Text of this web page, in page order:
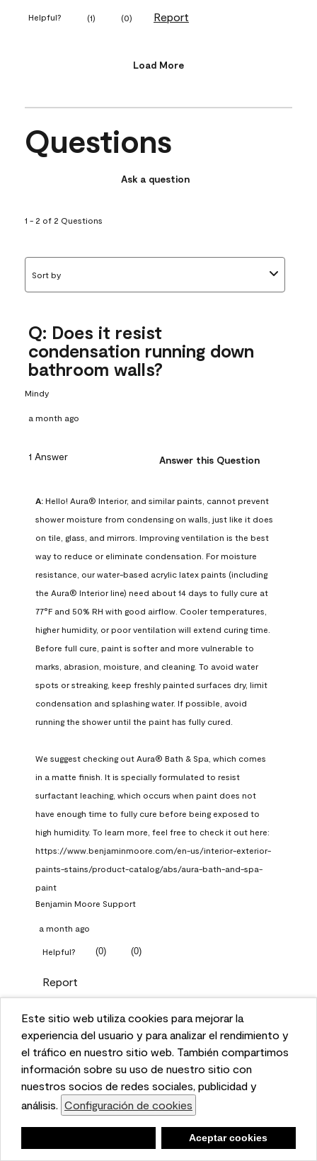
This website uses cookies to enhance user experience
and to analyze performance and traffic on our website.
We also share information about your use of our site
with our social media, advertising, and analytics
partners. Cookie Settings
Accept Cookies
Este sitio web utiliza cookies para mejorar la
experiencia del usuario y para analizar el rendimiento y
el tráfico en nuestro sitio web. También compartimos
información sobre su uso de nuestro sitio con
nuestros socios de redes sociales, publicidad y
análisis. Configuración de cookies
Aceptar cookies
Helpful? (1) (0) Report
Load More
Questions
Ask a question
1 - 2 of 2 Questions
Sort by
Q: Does it resist
condensation running down
bathroom walls?
Mindy
a month ago
1 Answer Answer this Question
A: Hello! Aura® Interior, and similar paints, cannot prevent
shower moisture from condensing on walls, just like it does
on tile, glass, and mirrors. Improving ventilation is the best
way to reduce or eliminate condensation. For moisture
resistance, our water-based acrylic latex paints (including
the Aura® Interior line) need about 14 days to fully cure at
77°F and 50% RH with good airflow. Cooler temperatures,
higher humidity, or poor ventilation will extend curing time.
Before full cure, paint is softer and more vulnerable to
marks, abrasion, moisture, and cleaning. To avoid water
spots or streaking, keep freshly painted surfaces dry, limit
condensation and splashing water. If possible, avoid
running the shower until the paint has fully cured.
We suggest checking out Aura® Bath & Spa, which comes
in a matte finish. It is specially formulated to resist
surfactant leaching, which occurs when paint does not
have enough time to fully cure before being exposed to
high humidity. To learn more, feel free to check it out here:
https://www.benjaminmoore.com/en-us/interior-exterior-
paints-stains/product-catalog/abs/aura-bath-and-spa-
paint
Benjamin Moore Support
a month ago
Helpful? (0) (0)
Report
Q: What Aura paint color
should I use in north facing
entryway?
1 Answer